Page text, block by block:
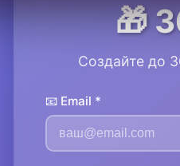
🎁
Создайте до
📧 Email *